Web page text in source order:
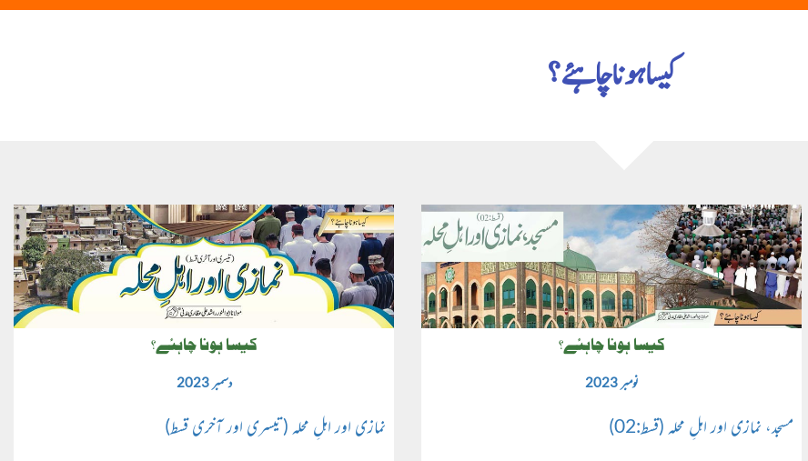
کیسا ہونا چاہئے؟
کیسا ہونا چاہئے؟
دسمبر 2023
نمازی اور اہلِ محلہ (تیسری اور آخری قسط)
کیسا ہونا چاہئے؟
نومبر 2023
مسجد، نمازی اور اہلِ محلہ (قسط:02)